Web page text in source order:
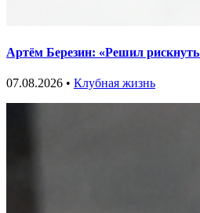
Артём Березин: «Решил
07.08.2026 • Клубная жизнь